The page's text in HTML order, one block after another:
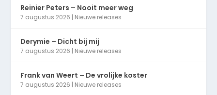
Reinier Peters – Nooit meer weg
7 augustus 2026 | Nieuwe releases
Derymie – Dicht bij mij
7 augustus 2026 | Nieuwe releases
Frank van Weert – De vrolijke koster
7 augustus 2026 | Nieuwe releases